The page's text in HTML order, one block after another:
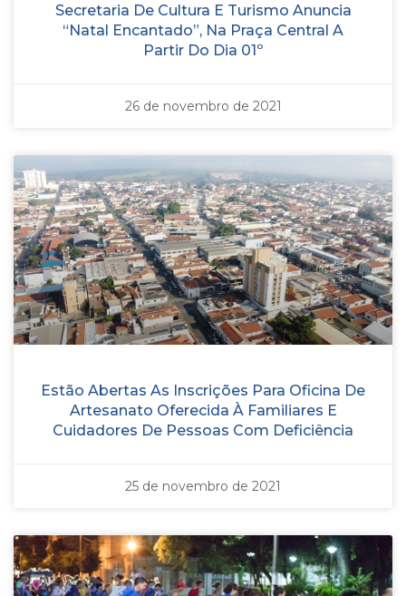
Secretaria De Cultura E Turismo Anuncia
“Natal Encantado”, Na Praça Central A
Partir Do Dia 01º
26 de novembro de 2021
Estão Abertas As Inscrições Para Oficina De
Artesanato Oferecida À Familiares E
Cuidadores De Pessoas Com Deficiência
25 de novembro de 2021